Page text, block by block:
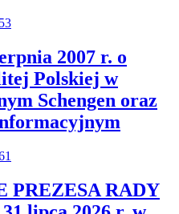
2007 r. o
Polskiej w
Schengen oraz
PREZESA RADY